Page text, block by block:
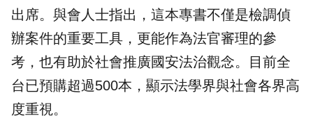
出席。與會人士指出，這本專書不僅是檢調偵
辦案件的重要工具，更能作為法官審理的參
考，也有助於社會推廣國安法治觀念。目前全
台已預購超過500本，顯示法學界與社會各界高
度重視。